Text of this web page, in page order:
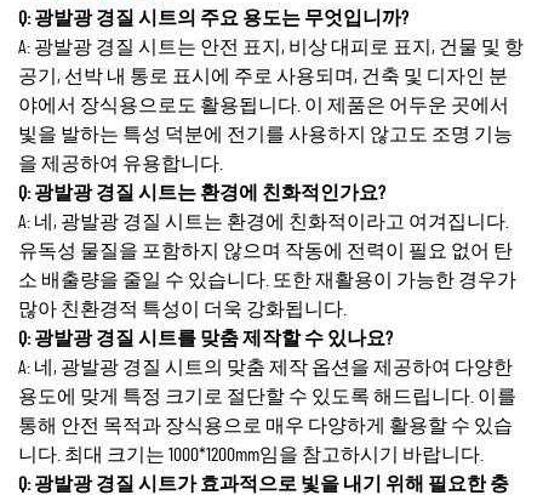
Q: 광발광 경질 시트의 주요 용도는 무엇입니까?
A: 광발광 경질 시트는 안전 표지, 비상 대피로 표지, 건물 및 항
공기, 선박 내 통로 표시에 주로 사용되며, 건축 및 디자인 분
야에서 장식용으로도 활용됩니다. 이 제품은 어두운 곳에서
빛을 발하는 특성 덕분에 전기를 사용하지 않고도 조명 기능
을 제공하여 유용합니다.
Q: 광발광 경질 시트는 환경에 친화적인가요?
A: 네, 광발광 경질 시트는 환경에 친화적이라고 여겨집니다.
유독성 물질을 포함하지 않으며 작동에 전력이 필요 없어 탄
소 배출량을 줄일 수 있습니다. 또한 재활용이 가능한 경우가
많아 친환경적 특성이 더욱 강화됩니다.
Q: 광발광 경질 시트를 맞춤 제작할 수 있나요?
A: 네, 광발광 경질 시트의 맞춤 제작 옵션을 제공하여 다양한
용도에 맞게 특정 크기로 절단할 수 있도록 해드립니다. 이를
통해 안전 목적과 장식용으로 매우 다양하게 활용할 수 있습
니다. 최대 크기는 1000*1200mm임을 참고하시기 바랍니다.
Q: 광발광 경질 시트가 효과적으로 빛을 내기 위해 필요한 충